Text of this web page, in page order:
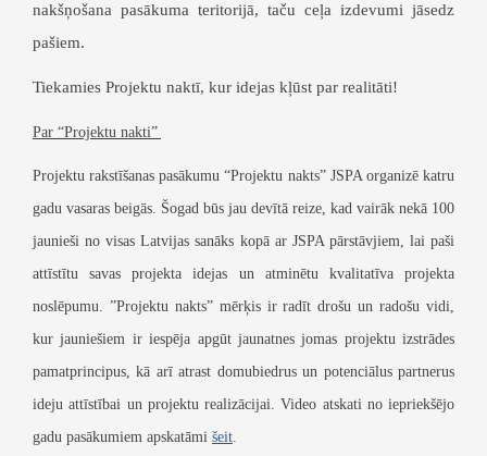
nakšņošana pasākuma teritorijā, taču ceļa izdevumi jāsedz
pašiem.
Tiekamies Projektu naktī, kur idejas kļūst par realitāti!
Par “Projektu nakti”
Projektu rakstīšanas pasākumu “Projektu nakts” JSPA organizē katru
gadu vasaras beigās. Šogad būs jau devītā reize, kad vairāk nekā 100
jaunieši no visas Latvijas sanāks kopā ar JSPA pārstāvjiem, lai paši
attīstītu savas projekta idejas un atminētu kvalitatīva projekta
noslēpumu. ”Projektu nakts” mērķis ir radīt drošu un radošu vidi,
kur jauniešiem ir iespēja apgūt jaunatnes jomas projektu izstrādes
pamatprincipus, kā arī atrast domubiedrus un potenciālus partnerus
ideju attīstībai un projektu realizācijai. Video atskati no iepriekšējo
gadu pasākumiem apskatāmi šeit.